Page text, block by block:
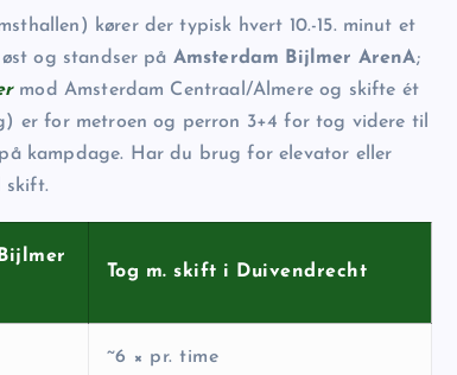
kører der typisk hvert 10.-15. minut et
og standser på Amsterdam Bijlmer ArenA;
mod Amsterdam Centraal/Almere og skifte ét
er for metroen og perron 3+4 for tog videre til
kampdage. Har du brug for elevator eller
skift.
Tog m. skift i Duivendrecht
~6 × pr. time